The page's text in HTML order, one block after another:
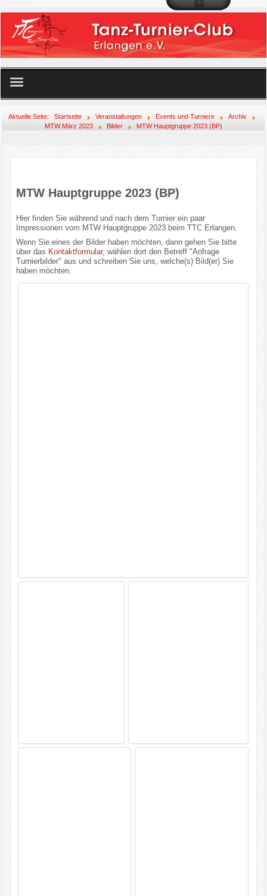
Mitglied werden!
Veranstaltungen
Links
Kontakt
Aktuelle Seite: Startseite Veranstaltungen Events und Turniere
Archiv
MTW März 2023
Bilder MTW Hauptgruppe 2023 (BP)
MTW Hauptgruppe 2023 (BP)
Hier finden Sie während und nach dem Turnier ein paar
Impressionen vom MTW Hauptgruppe 2023 beim TTC Erlangen.
Wenn Sie eines der Bilder haben möchten, dann gehen Sie bitte
über das Kontaktformular, wählen dort den Betreff "Anfrage
Turnierbilder" aus und schreiben Sie uns, welche(s) Bild(er) Sie
haben möchten.